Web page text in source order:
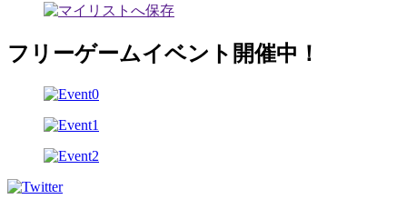
フリーゲームイベント開催中！